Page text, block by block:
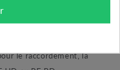
le raccordement, la